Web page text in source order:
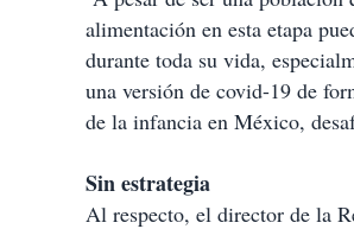
alimentación en esta etapa
durante toda su vida,
una versión de covid-19 de
de la infancia en México,
Sin estrategia
Al respecto, el director de la